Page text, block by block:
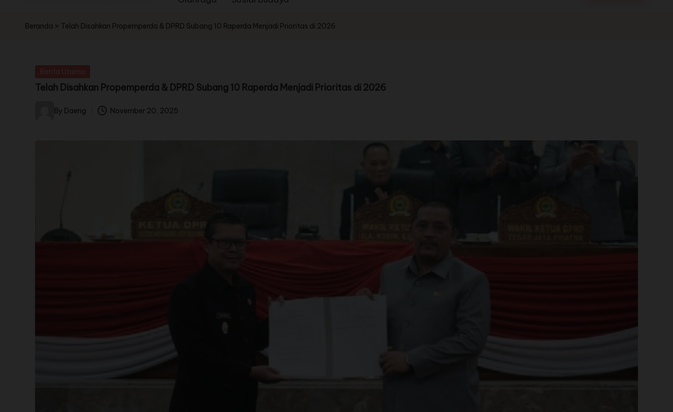
Beranda » Telah Disahkan Propemperda & DPRD Subang 10 Raperda Menjadi Prioritas di 2026
Telah Disahkan Propemperda & DPRD Subang 10 Raperda Menjadi Prioritas di 2026
By Daeng November 20, 2025